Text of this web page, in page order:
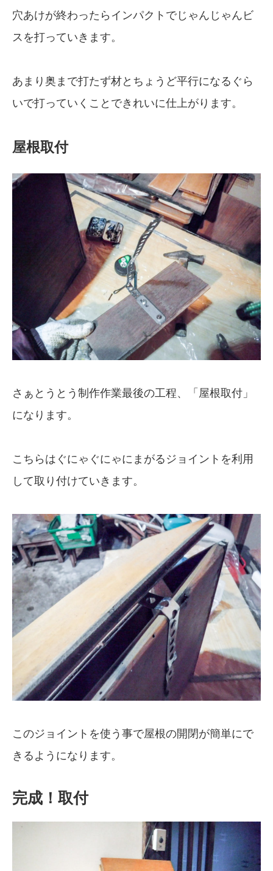
穴あけが終わったらインパクトでじゃんじゃんビ
スを打っていきます。
あまり奥まで打たず材とちょうど平行になるぐら
いで打っていくことできれいに仕上がります。
屋根取付
さぁとうとう制作作業最後の工程、「屋根取付」
になります。
こちらはぐにゃぐにゃにまがるジョイントを利用
して取り付けていきます。
このジョイントを使う事で屋根の開閉が簡単にで
きるようになります。
完成！取付